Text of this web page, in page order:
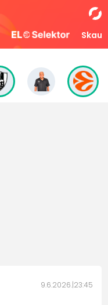
Skaut
9.6.2026. 23:45